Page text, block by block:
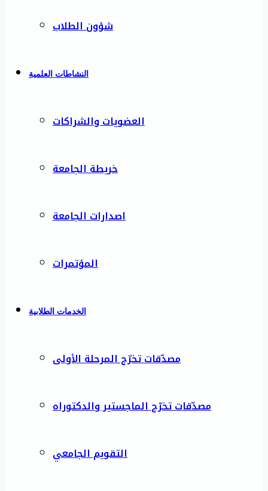
شؤون الطلاب
النشاطات العلمية
العضويات والشراكات
خريطة الجامعة
اصدارات الجامعة
المؤتمرات
الخدمات الطلابية
مصدّقات تخرّج المرحلة الأولى
مصدّقات تخرّج الماجستير والدكتوراه
التقويم الجامعي